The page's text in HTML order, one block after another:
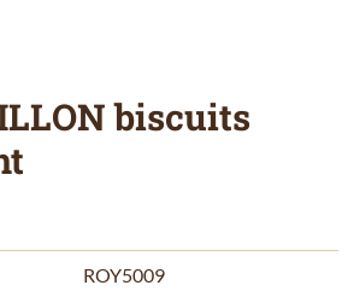
biscuits
ROY5009